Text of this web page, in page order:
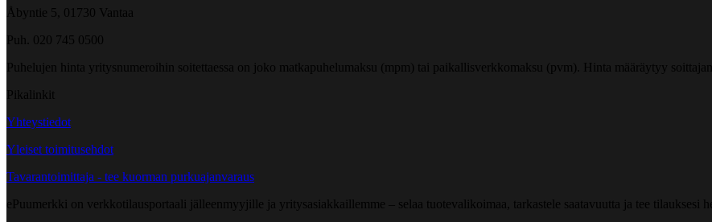
Åbyntie 5, 01730 Vantaa
Puh. 020 745 0500
Puhelujen hinta yritysnumeroihin soitettaessa on joko matkapuhelumaksu (mpm) tai paikallisverkkomaksu (pvm). Hinta määräytyy
Pikalinkit
Yhteystiedot
Yleiset toimitusehdot
Tavarantoimittaja - tee kuorman purkuajanvaraus
ePuumerkki on verkkotilausportaali jälleenmyyjille ja yritysasiakkaillemme – selaa tuotevalikoimaa, tarkastele saatavuutta ja tee tilauksesi